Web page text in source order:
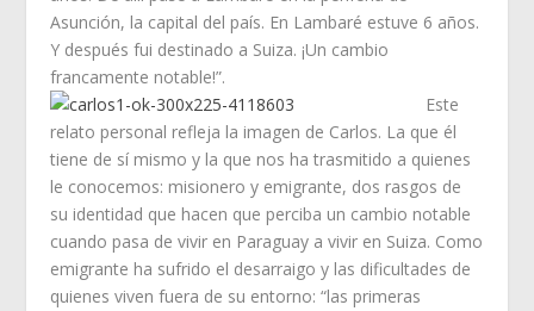
Asunción, la capital del país. En Lambaré estuve 6 años.
Y después fui destinado a Suiza. ¡Un cambio
francamente notable!”.
Este
relato personal refleja la imagen de Carlos. La que él
tiene de sí mismo y la que nos ha trasmitido a quienes
le conocemos: misionero y emigrante, dos rasgos de
su identidad que hacen que perciba un cambio notable
cuando pasa de vivir en Paraguay a vivir en Suiza. Como
emigrante ha sufrido el desarraigo y las dificultades de
quienes viven fuera de su entorno: “las primeras